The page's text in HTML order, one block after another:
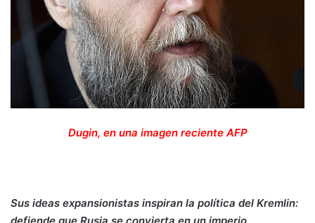
Dugin, en una imagen reciente AFP
Sus ideas expansionistas inspiran la política del Kremlin:
defiende que Rusia se convierta en un imperio,